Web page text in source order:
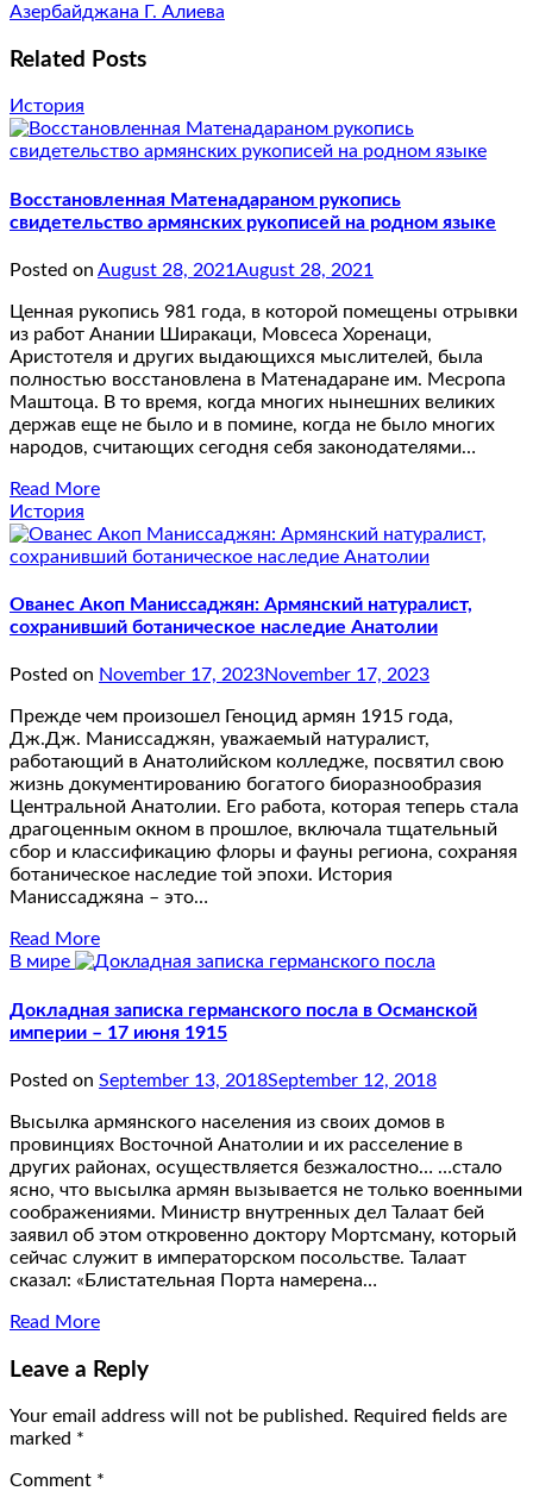
Азербайджана Г. Алиева
Related Posts
История
Восстановленная Матенадараном рукопись
свидетельство армянских рукописей на родном языке
Posted on August 28, 2021 August 28, 2021
Ценная рукопись 981 года, в которой помещены отрывки
из работ Анании Ширакаци, Мовсеса Хоренаци,
Аристотеля и других выдающихся мыслителей, была
полностью восстановлена в Матенадаране им. Месропа
Маштоца. В то время, когда многих нынешних великих
держав еще не было и в помине, когда не было многих
народов, считающих сегодня себя законодателями…
Read More
История
Ованес Акоп Маниссаджян: Армянский натуралист,
сохранивший ботаническое наследие Анатолии
Posted on November 17, 2023November 17, 2023
Прежде чем произошел Геноцид армян 1915 года,
Дж.Дж. Маниссаджян, уважаемый натуралист,
работающий в Анатолийском колледже, посвятил свою
жизнь документированию богатого биоразнообразия
Центральной Анатолии. Его работа, которая теперь стала
драгоценным окном в прошлое, включала тщательный
сбор и классификацию флоры и фауны региона, сохраняя
ботаническое наследие той эпохи. История
Маниссаджяна – это…
Read More
В мире
Докладная записка германского посла в Османской
империи – 17 июня 1915
Posted on September 13, 2018September 12, 2018
Высылка армянского населения из своих домов в
провинциях Восточной Анатолии и их расселение в
других районах, осуществляется безжалостно… …стало
ясно, что высылка армян вызывается не только военными
соображениями. Министр внутренных дел Талаат бей
заявил об этом откровенно доктору Мортсману, который
сейчас служит в императорском посольстве. Талаат
сказал: «Блистательная Порта намерена…
Read More
Leave a Reply
Your email address will not be published. Required fields are
marked *
Comment *